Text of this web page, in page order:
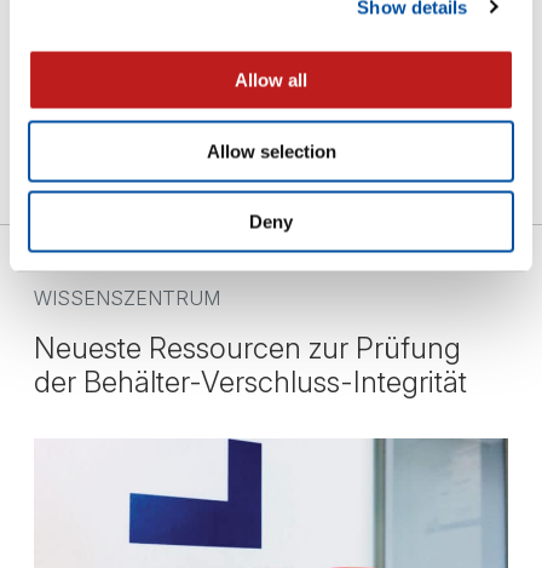
Show details
Allow all
Allow selection
Deny
LIGHTHOUSE ANALYTICAL SERVICES
UNTERSTÜTZT SIE BEI DER ERHEBUNG
BELASTBARER VERPACKUNGSDATEN
WISSENSZENTRUM
Neueste Ressourcen zur Prüfung
der Behälter-Verschluss-Integrität